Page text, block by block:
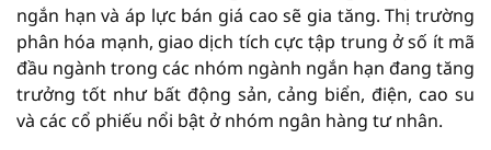
ngắn hạn và áp lực bán giá cao sẽ gia tăng. Thị trường
phân hóa mạnh, giao dịch tích cực tập trung ở số ít mã
đầu ngành trong các nhóm ngành ngắn hạn đang tăng
trưởng tốt như bất động sản, cảng biển, điện, cao su
và các cổ phiếu nổi bật ở nhóm ngân hàng tư nhân.